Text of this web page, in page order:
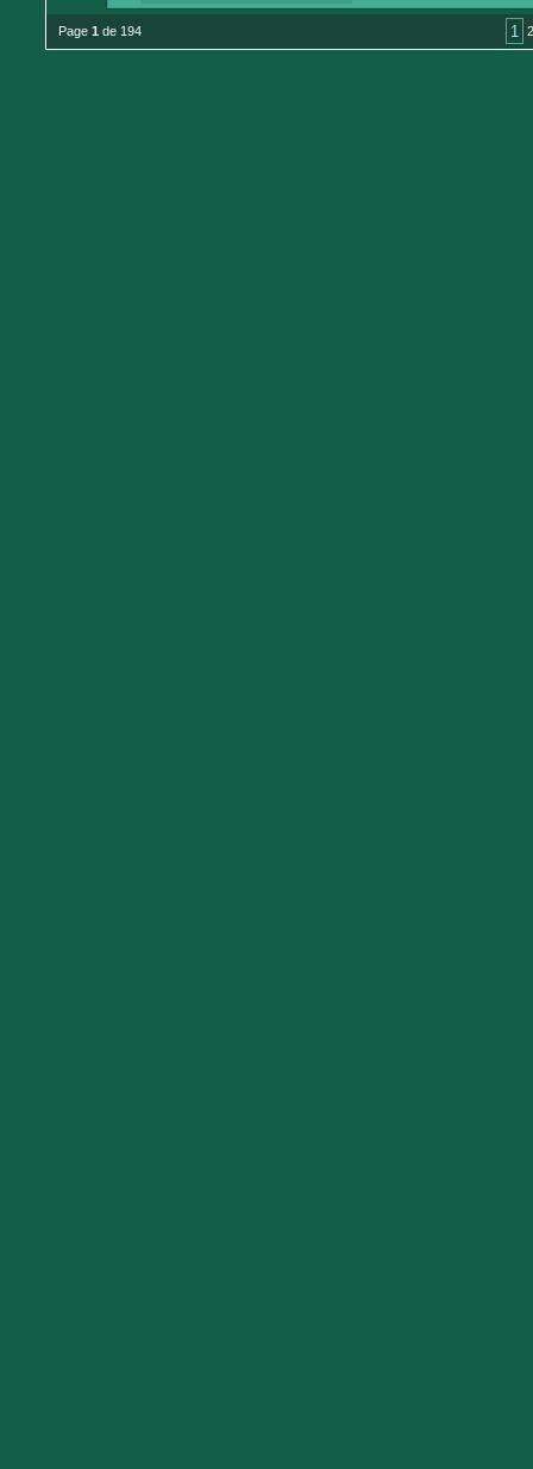
Page 1 de 194 1 2